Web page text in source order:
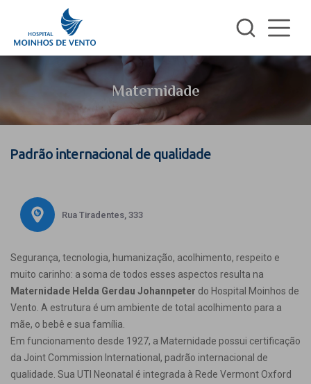
Maternidade
Padrão internacional de qualidade
Rua Tiradentes, 333
Segurança, tecnologia, humanização, acolhimento, respeito e
muito carinho: a soma de todos esses aspectos resulta na
Maternidade Helda Gerdau Johannpeter do Hospital Moinhos de
Vento. A estrutura é um ambiente de total acolhimento para a
mãe, o bebê e sua família.
Em funcionamento desde 1927, a Maternidade possui certificação
da Joint Commission International, padrão internacional de
qualidade. Sua UTI Neonatal é integrada à Rede Vermont Oxford